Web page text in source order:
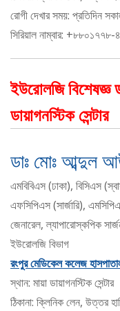
রোগী দেখার সময়: প্রতিদিন
সিরিয়াল নাম্বার:
ইউরোলজি বিশেষজ্ঞ
ডায়াগনস্টিক সেন্টার
ডাঃ মোঃ আব্দুল
এমবিবিএস (ঢাকা), বিসিএস
এফসিপিএস (সার্জারি),
জেনারেল, ল্যাপারোস্কপিক
ইউরোলজি বিভাগ
রংপুর মেডিকেল কলেজ
স্থান: মায়া ডায়াগনস্টিক সেন্টার
ঠিকানা: ক্লিনিক লেন, উত্তর